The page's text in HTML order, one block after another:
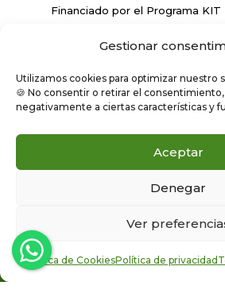
Gestionar
Utilizamos cookies para optimizar nuestro
🍪 No consentir o retirar el
negativamente a ciertas características y
Aceptar
Denegar
Ver
Política de CookiesPolítica de privacidad
Financiado por el Programa KIT
España ‘Next
Política de privacidad y cookies|
Dietética Anna